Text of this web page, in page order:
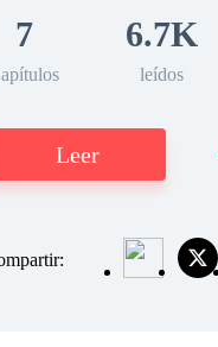
7 6.7K
leídos
Leer